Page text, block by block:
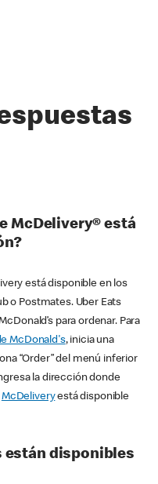
McDelivery® está
está disponible en los
o Postmates. Uber Eats
para ordenar. Para
McDonald's, inicia una
“Order” del menú inferior
la dirección donde
McDeliveryestá disponible
están disponibles